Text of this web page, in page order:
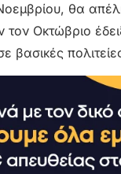
θα
Οκτώβριο
βασικές